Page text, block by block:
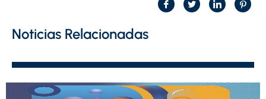
Noticias Relacionadas